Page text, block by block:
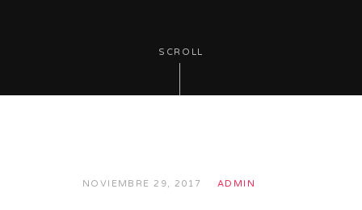
SCROLL
NOVIEMBRE 29, 2017 ADMIN